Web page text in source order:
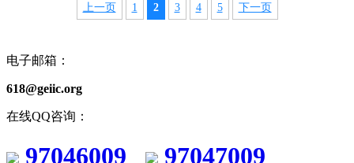
上一页 1 2 3 4 5 下一页
电子邮箱：
618@geiic.org
在线QQ咨询：
97046009 97047009